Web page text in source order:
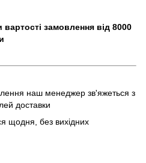
замовлення від 8000
наш менеджер зв'яжеться з
доставки
щодня, без вихідних